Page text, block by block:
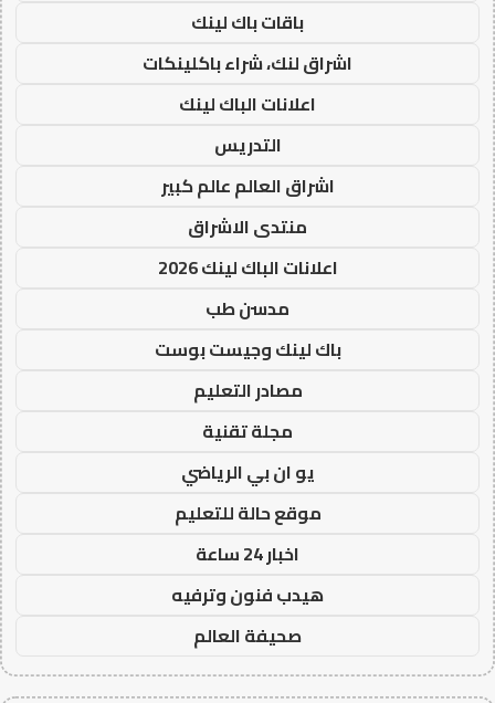
باقات باك لينك
اشراق لنك، شراء باكلينكات
اعلانات الباك لينك
التدريس
اشراق العالم عالم كبير
منتدى الاشراق
اعلانات الباك لينك 2026
مدسن طب
باك لينك وجيست بوست
مصادر التعليم
مجلة تقنية
يو ان بي الرياضي
موقع حالة للتعليم
اخبار 24 ساعة
هيدب فنون وترفيه
صحيفة العالم